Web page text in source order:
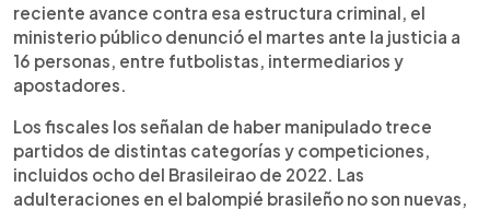
reciente avance contra esa estructura criminal, el
ministerio público denunció el martes ante la justicia a
16 personas, entre futbolistas, intermediarios y
apostadores.
Los fiscales los señalan de haber manipulado trece
partidos de distintas categorías y competiciones,
incluidos ocho del Brasileirao de 2022. Las
adulteraciones en el balompié brasileño no son nuevas,